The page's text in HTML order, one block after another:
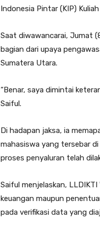
Indonesia Pintar (KIP)
Saat diwawancarai, Jumat
bagian dari upaya
Sumatera Utara.
“Benar, saya dimintai
Saiful.
Di hadapan jaksa, ia
mahasiswa yang tersebar
proses penyaluran telah
Saiful menjelaskan,
keuangan maupun
pada verifikasi data yang